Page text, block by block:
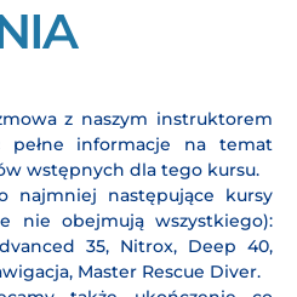
z naszym instruktorem
pełne informacje na temat
wstępnych dla tego kursu.
najmniej następujące kursy
nie obejmują wszystkiego):
35, Nitrox, Deep 40,
Master Rescue Diver.